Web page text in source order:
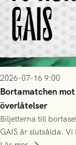
2026-07-16 9:00
Bortamatchen
överlåtelser
Biljetterna till
GAIS är slutsålda.